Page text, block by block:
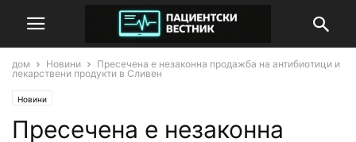
дом Новини
Пресечена е незаконна продажба на антибиотици и
лекарствени продукти в Сливен
Новини
Пресечена е незаконна